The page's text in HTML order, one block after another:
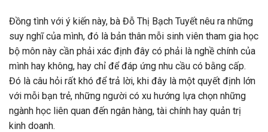
Đồng tình với ý kiến này, bà Đỗ Thị Bạch Tuyết nêu ra những
suy nghĩ của mình, đó là bản thân mỗi sinh viên tham gia học
bộ môn này cần phải xác định đây có phải là nghề chính của
mình hay không, hay chỉ để đáp ứng nhu cầu có bằng cấp.
Đó là câu hỏi rất khó để trả lời, khi đây là một quyết định lớn
với mỗi bạn trẻ, những người có xu hướng lựa chọn những
ngành học liên quan đến ngân hàng, tài chính hay quản trị
kinh doanh.